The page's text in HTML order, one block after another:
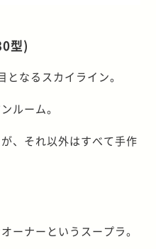
型)
なるスカイライン。
ルーム。
、それ以外はすべて手作
ーナーというスープラ。